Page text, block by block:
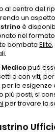
al centro del
un
è
nel
bombata Elite
può
o con viti,
per le
più posti, si
per trovare la